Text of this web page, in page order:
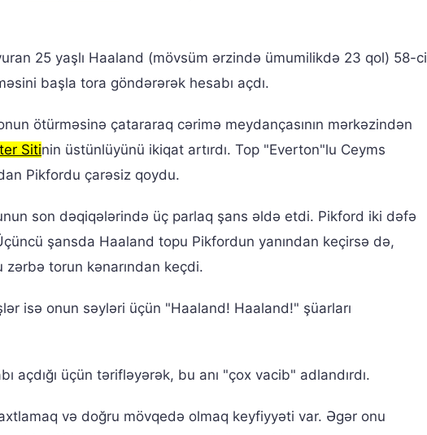
25 yaşlı Haaland (mövsüm ərzində ümumilikdə 23 qol) 58-ci
başla tora göndərərək hesabı açdı.
ötürməsinə çatararaq cərimə meydançasının mərkəzindən
Sitinin üstünlüyünü ikiqat artırdı. Top "Everton"lu Ceyms
Pikfordu çarəsiz qoydu.
son dəqiqələrində üç parlaq şans əldə etdi. Pikford iki dəfə
şansda Haaland topu Pikfordun yanından keçirsə də,
torun kənarından keçdi.
isə onun səyləri üçün "Haaland! Haaland!" şüarları
açdığı üçün tərifləyərək, bu anı "çox vacib" adlandırdı.
və doğru mövqedə olmaq keyfiyyəti var. Əgər onu